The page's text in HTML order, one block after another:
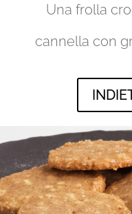
Una frolla
cannella con